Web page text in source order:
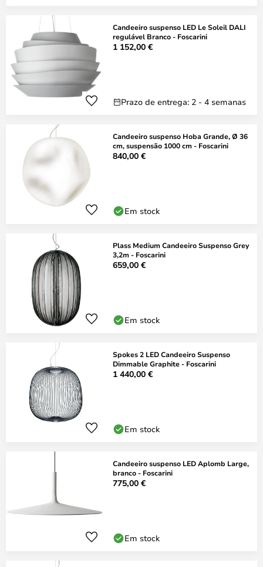
Candeeiro suspenso LED Le Soleil DALI
regulável Branco - Foscarini
1 152,00 €
Prazo de entrega: 2 - 4 semanas
Candeeiro suspenso Hoba Grande, Ø 36
cm, suspensão 1000 cm - Foscarini
840,00 €
Em stock
Plass Medium Candeeiro Suspenso Grey
3,2m - Foscarini
659,00 €
Em stock
Spokes 2 LED Candeeiro Suspenso
Dimmable Graphite - Foscarini
1 440,00 €
Em stock
Candeeiro suspenso LED Aplomb Large,
branco - Foscarini
775,00 €
Em stock